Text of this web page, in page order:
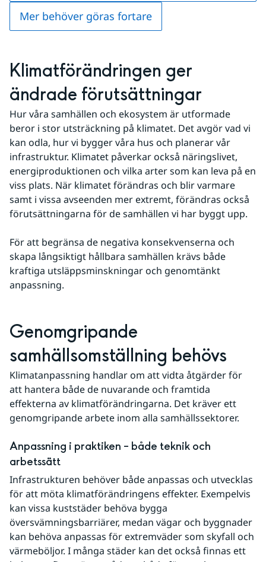
Mer behöver göras fortare
Klimatförändringen ger
ändrade förutsättningar
Hur våra samhällen och ekosystem är utformade
beror i stor utsträckning på klimatet. Det avgör vad vi
kan odla, hur vi bygger våra hus och planerar vår
infrastruktur. Klimatet påverkar också näringslivet,
energiproduktionen och vilka arter som kan leva på en
viss plats. När klimatet förändras och blir varmare
samt i vissa avseenden mer extremt, förändras också
förutsättningarna för de samhällen vi har byggt upp.
För att begränsa de negativa konsekvenserna och
skapa långsiktigt hållbara samhällen krävs både
kraftiga utsläppsminskningar och genomtänkt
anpassning.
Genomgripande
samhällsomställning behövs
Klimatanpassning handlar om att vidta åtgärder för
att hantera både de nuvarande och framtida
effekterna av klimatförändringarna. Det kräver ett
genomgripande arbete inom alla samhällssektorer.
Anpassning i praktiken – både teknik och
arbetssätt
Infrastrukturen behöver både anpassas och utvecklas
för att möta klimatförändringens effekter. Exempelvis
kan vissa kuststäder behöva bygga
översvämningsbarriärer, medan vägar och byggnader
kan behöva anpassas för extremväder som skyfall och
värmeböljor. I många städer kan det också finnas ett